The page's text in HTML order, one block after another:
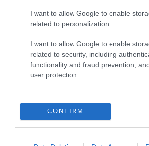
I want to allow Google to enable
related to personalization.
I want to allow Google to enable
related to security, including
functionality and fraud prevention,
user protection.
CONFIRM